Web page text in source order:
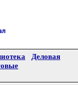
Деловая